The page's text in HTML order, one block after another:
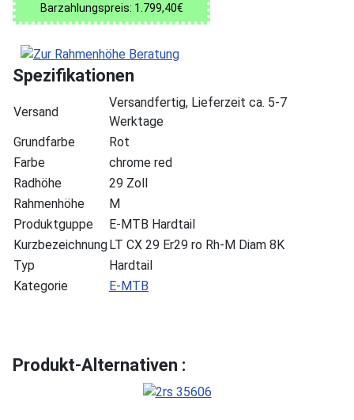
Barzahlungspreis: 1.799,40€
Spezifikationen
Versand
Versandfertig, Lieferzeit ca. 5-7
Werktage
Grundfarbe
Rot
Farbe
chrome red
Radhöhe
29 Zoll
Rahmenhöhe
M
Produktguppe
E-MTB Hardtail
KurzbezeichnungLT CX 29 Er29 ro Rh-M Diam 8K
Typ
Hardtail
Kategorie
E-MTB
Produkt-Alternativen :